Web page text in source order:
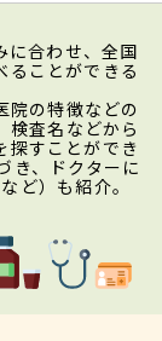
に合わせ、全国
ることができる
院の特徴などの
検査名などから
探すことができ
き、ドクターに
ど）も紹介。